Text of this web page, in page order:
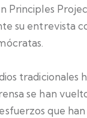
Principles
su entrevista
tradicionales
se han
que